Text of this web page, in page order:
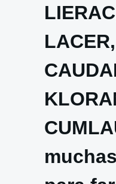
LACER,